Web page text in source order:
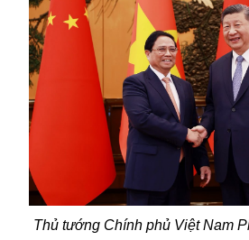
Thủ tướng Chính phủ Việt Nam